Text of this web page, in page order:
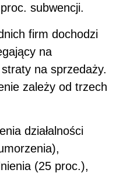
subwencji.
firm dochodzi
na
na sprzedaży.
zależy od trzech
działalności
(25 proc.),